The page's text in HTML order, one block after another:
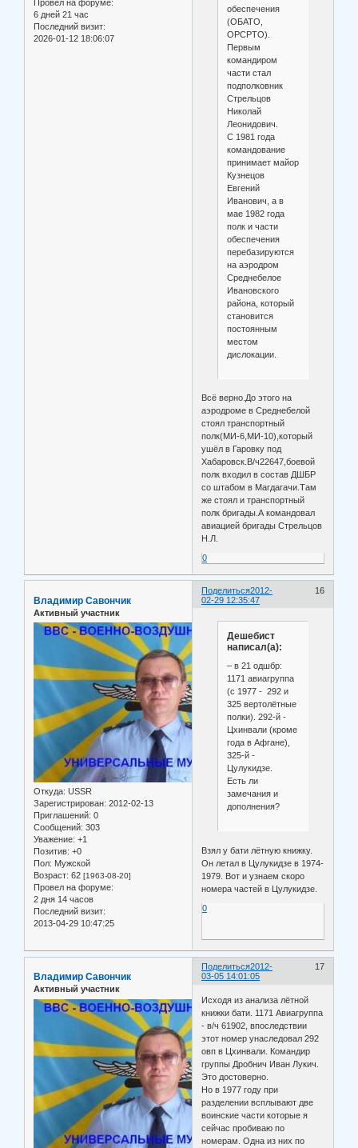
Провел на форуме:
6 дней 21 час
Последний визит:
2026-01-12 18:06:07
обеспечения
(ОБАТО,
ОРСРТО).
Первым
командиром
части стал
подполковник
Стрельцов
Николай
Леонидович.
С 1981 года
командование
принимает майор
Кузнецов
Евгений
Иванович, а в
мае 1982 года
полк и части
обеспечения
перебазируются
на аэродром
Среднебелое
Ивановского
района, который
становится
постоянным
местом
дислокации.
Всё верно.До этого на
аэродроме в Среднебелой
стоял транспортный
полк(МИ-6,МИ-10),который
ушёл в Гаровку под
Хабаровск.В/ч22647,боевой
полк входил в состав ДШБР
со штабом в Магдагачи.Там
же стоял и транспортный
полк бригады.А командовал
авиацией бригады Стрельцов
Н.Л.
0
Поделиться 16
2012-
02-29 12:35:47
Владимир Савончик
Активный участник
Откуда: USSR
Зарегистрирован: 2012-02-13
Приглашений: 0
Сообщений: 303
Уважение: +1
Позитив: +0
Пол: Мужской
Возраст: 62 [1963-08-20]
Провел на форуме:
2 дня 14 часов
Последний визит:
2013-04-29 10:47:25
Дешебист
написал(а):
– в 21 одшбр:
1171 авиагруппа
(с 1977 - 292 и
325 вертолётные
полки). 292-й -
Цхинвали (кроме
года в Афгане),
325-й -
Цулукидзе.
Есть ли
замечания и
дополнения?
Взял у бати лётную книжку.
Он летал в Цулукидзе в 1974-
1979. Вот и узнаем скоро
номера частей в Цулукидзе.
0
Поделиться 17
2012-
03-05 14:01:05
Владимир Савончик
Активный участник
Исходя из анализа лётной
книжки бати. 1171 Авиагруппа
- в/ч 61902, впоследствии
этот номер унаследовал 292
овп в Цхинвали. Командир
группы Дробнич Иван Лукич.
Это достоверно.
Но в 1977 году при
разделении всплывают две
воинские части которые я
сейчас пробиваю по
номерам. Одна из них по